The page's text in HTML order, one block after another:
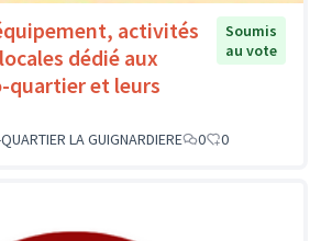
activités
dédié aux
quartier et leurs
Soumis
au vote
LA GUIGNARDIERE 0 0